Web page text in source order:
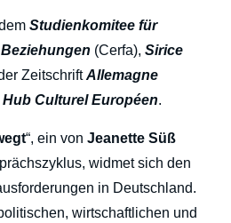
Studienkomitee für
(Cerfa), Sirice
ZeitschriftAllemagne
Hub Culturel Européen.
“, ein von Jeanette Süß
widmet sich den
in Deutschland.
wirtschaftlichen und